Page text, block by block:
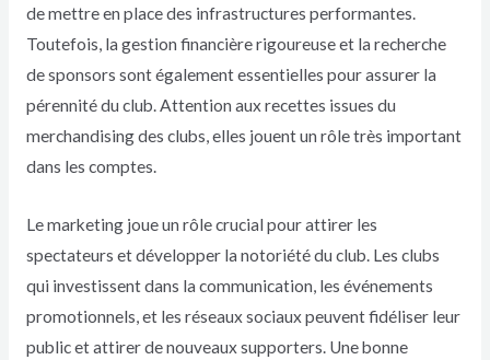
de mettre en place des infrastructures performantes.
Toutefois, la gestion financière rigoureuse et la recherche
de sponsors sont également essentielles pour assurer la
pérennité du club. Attention aux recettes issues du
merchandising des clubs, elles jouent un rôle très important
dans les comptes.
Le marketing joue un rôle crucial pour attirer les
spectateurs et développer la notoriété du club. Les clubs
qui investissent dans la communication, les événements
promotionnels, et les réseaux sociaux peuvent fidéliser leur
public et attirer de nouveaux supporters. Une bonne